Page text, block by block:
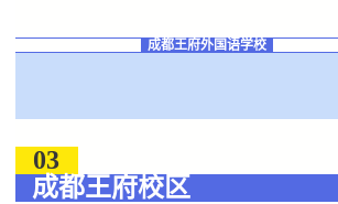
成都王府外国语学校
03
成都王府校区